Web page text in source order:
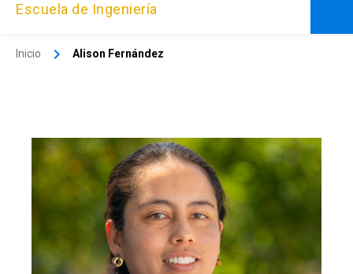
Escuela de Ingeniería
Inicio Alison Fernández